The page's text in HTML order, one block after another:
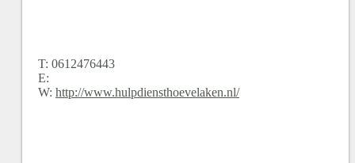
T: 0612476443
E:
W: http://www.hulpdiensthoevelaken.nl/